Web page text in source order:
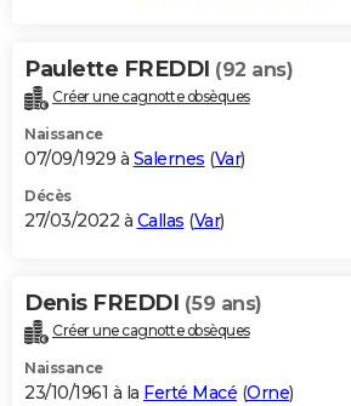
Paulette FREDDI (92 ans)
Créer une cagnotte obsèques
Naissance
07/09/1929 à Salernes (Var)
Décès
27/03/2022 à Callas (Var)
Denis FREDDI (59 ans)
Créer une cagnotte obsèques
Naissance
23/10/1961 à la Ferté Macé (Orne)